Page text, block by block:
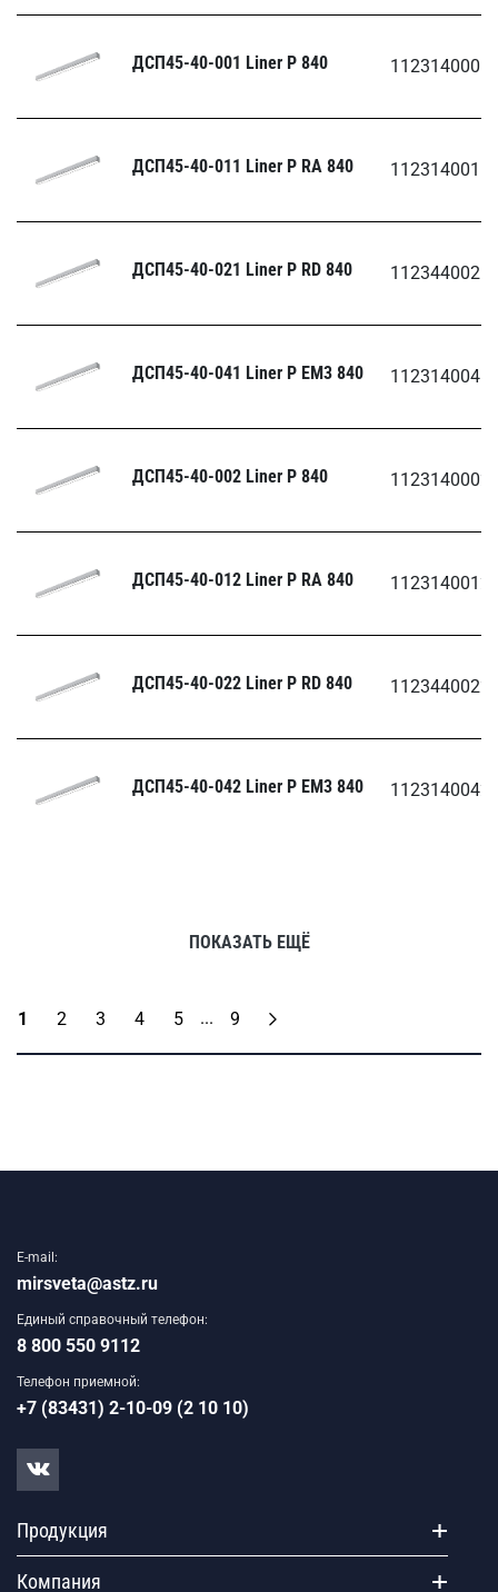
ДСП45-40-001 Liner Р 840 1123140001
ДСП45-40-011 Liner Р RA 840 1123140011
ДСП45-40-021 Liner Р RD 840 1123440021
ДСП45-40-041 Liner Р EM3 840 1123140041
ДСП45-40-002 Liner Р 840 1123140002
ДСП45-40-012 Liner Р RA 840 1123140012
ДСП45-40-022 Liner Р RD 840 1123440022
ДСП45-40-042 Liner Р EM3 840 1123140042
ПОКАЗАТЬ ЕЩЁ
1 2 3 4 5 ... 9
E-mail:
mirsveta@astz.ru
Единый справочный телефон:
8 800 550 9112
Телефон приемной:
+7 (83431) 2-10-09 (2 10 10)
Продукция
Компания